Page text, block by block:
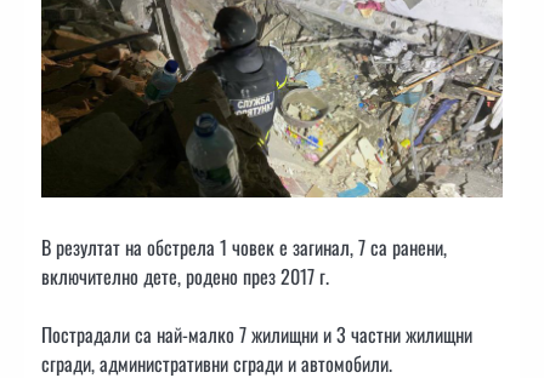
В резултат на обстрела 1 човек е загинал, 7 са ранени,
включително дете, родено през 2017 г.
Пострадали са най-малко 7 жилищни и 3 частни жилищни
сгради, административни сгради и автомобили.